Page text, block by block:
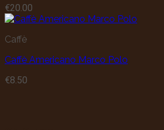
€20.00
Caffè
Caffè Americano Marco Polo
€8.50